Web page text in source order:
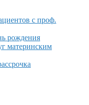
с проф.
рождения
материнским